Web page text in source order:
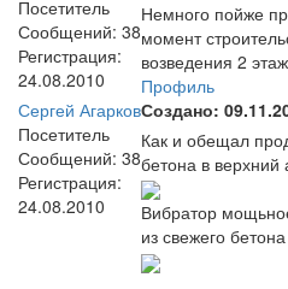
Посетитель
Сообщений: 38
Регистрация:
24.08.2010
Немного пойже
момент
возведения 2
Профиль
Сергей Агарков
Посетитель
Сообщений: 38
Регистрация:
24.08.2010
Создано:
Как и обещал
бетона в верхний
Вибратор
из свежего бетона